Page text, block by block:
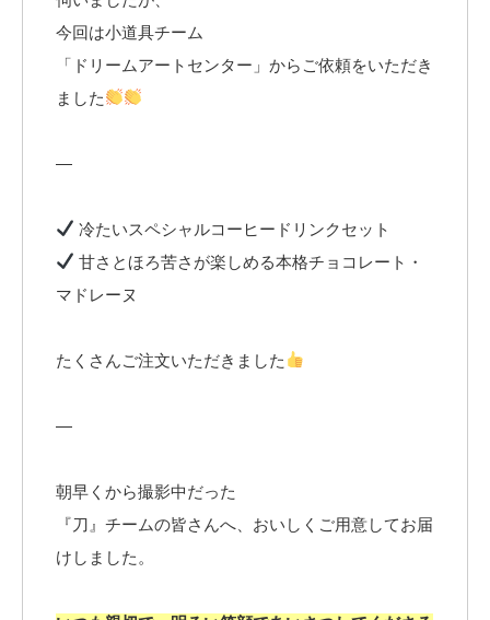
今回は小道具チーム
「ドリームアートセンター」からご依頼をいただき
ました
—
冷たいスペシャルコーヒードリンクセット
甘さとほろ苦さが楽しめる本格チョコレート・
マドレーヌ
たくさんご注文いただきました
—
朝早くから撮影中だった
『刀』チームの皆さんへ、おいしくご用意してお届
けしました。